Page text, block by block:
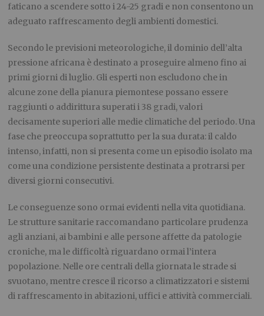
faticano a scendere sotto i 24-25 gradi e non consentono un
adeguato raffrescamento degli ambienti domestici.
Secondo le previsioni meteorologiche, il dominio dell’alta
pressione africana è destinato a proseguire almeno fino ai
primi giorni di luglio. Gli esperti non escludono che in
alcune zone della pianura piemontese possano essere
raggiunti o addirittura superati i 38 gradi, valori
decisamente superiori alle medie climatiche del periodo. Una
fase che preoccupa soprattutto per la sua durata: il caldo
intenso, infatti, non si presenta come un episodio isolato ma
come una condizione persistente destinata a protrarsi per
diversi giorni consecutivi.
Le conseguenze sono ormai evidenti nella vita quotidiana.
Le strutture sanitarie raccomandano particolare prudenza
agli anziani, ai bambini e alle persone affette da patologie
croniche, ma le difficoltà riguardano ormai l’intera
popolazione. Nelle ore centrali della giornata le strade si
svuotano, mentre cresce il ricorso a climatizzatori e sistemi
di raffrescamento in abitazioni, uffici e attività commerciali.